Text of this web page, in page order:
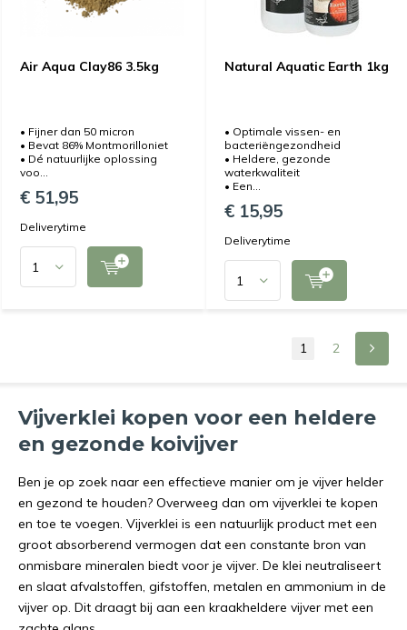
Air Aqua Clay86 3.5kg
• Fijner dan 50 micron
• Bevat 86% Montmorilloniet
• Dé natuurlijke oplossing
voo...
€ 51,95
Deliverytime
Natural Aquatic Earth 1kg
• Optimale vissen- en
bacteriëngezondheid
• Heldere, gezonde
waterkwaliteit
• Een...
€ 15,95
Deliverytime
1 2
Vijverklei kopen voor een heldere
en gezonde koivijver
Ben je op zoek naar een effectieve manier om je vijver helder
en gezond te houden? Overweeg dan om vijverklei te kopen
en toe te voegen. Vijverklei is een natuurlijk product met een
groot absorberend vermogen dat een constante bron van
onmisbare mineralen biedt voor je vijver. De klei neutraliseert
en slaat afvalstoffen, gifstoffen, metalen en ammonium in de
vijver op. Dit draagt bij aan een kraakheldere vijver met een